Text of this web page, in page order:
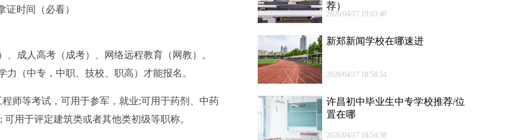
证时间（必看）
成人高考（成考）、网络远程教育（网教）。
（中专，中职、技校、职高）才能报名。
师等考试，可用于参军，就业;可用于药剂、中药
用于评定建筑类或者其他类初级等职称。
荐）
2026/04/17 19:03:40
新郑新闻学校在哪速进
2026/04/17 18:58:54
许昌初中毕业生中专学校推荐/位
置在哪
2026/04/17 18:54:38